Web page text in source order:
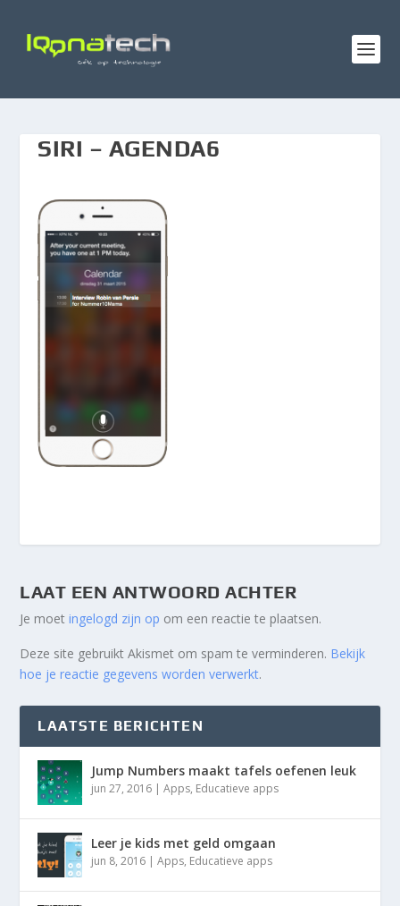
SIRI – AGENDA6
LAAT EEN ANTWOORD ACHTER
Je moetingelogd zijn op om een reactie te plaatsen.
Deze site gebruikt Akismet om spam te verminderen. Bekijk
hoe je reactie gegevens worden verwerkt.
LAATSTE BERICHTEN
Jump Numbers maakt tafels oefenen leuk
jun 27, 2016 |Apps, Educatieve apps
Leer je kids met geld omgaan
jun 8, 2016 |Apps, Educatieve apps